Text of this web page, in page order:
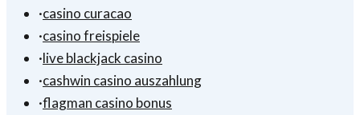
·casino curacao
·casino freispiele
·live blackjack casino
·cashwin casino auszahlung
·flagman casino bonus